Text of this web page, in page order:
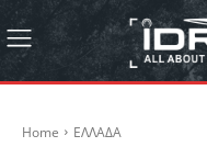
Home ΕΛΛΑΔΑ